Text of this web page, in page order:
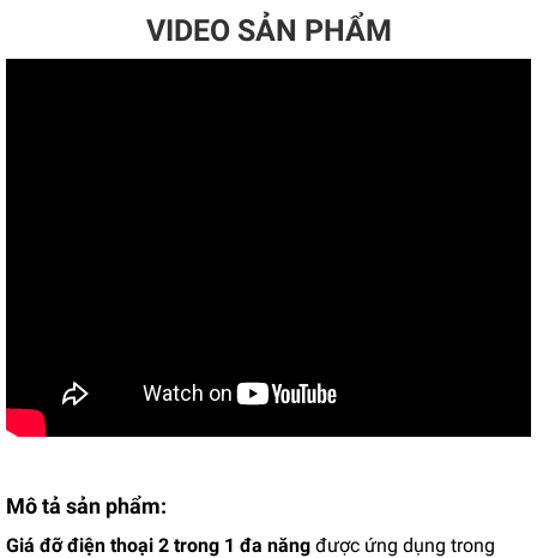
VIDEO SẢN PHẨM
Mô tả sản phẩm:
Giá đỡ điện thoại 2 trong 1 đa năng được ứng dụng trong